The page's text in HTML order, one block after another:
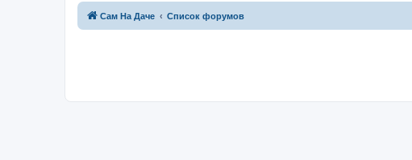
Сам На Даче Список форумов